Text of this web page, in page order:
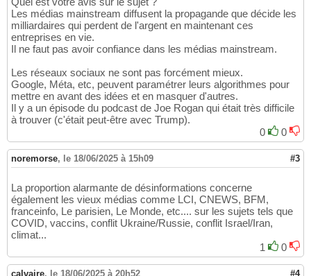
Les médias mainstream diffusent la propagande que décide les
milliardaires qui perdent de l'argent en maintenant ces
entreprises en vie.
Il ne faut pas avoir confiance dans les médias mainstream.
Les réseaux sociaux ne sont pas forcément mieux.
Google, Méta, etc, peuvent paramétrer leurs algorithmes pour
mettre en avant des idées et en masquer d'autres.
Il y a un épisode du podcast de Joe Rogan qui était très difficile
à trouver (c'était peut-être avec Trump).
0
0
noremorse, le 18/06/2025 à 15h09 #3
La proportion alarmante de désinformations concerne
également les vieux médias comme LCI, CNEWS, BFM,
franceinfo, Le parisien, Le Monde, etc.... sur les sujets tels que
COVID, vaccins, conflit Ukraine/Russie, conflit Israel/Iran,
climat...
1
0
calvaire, le 18/06/2025 à 20h52 #4